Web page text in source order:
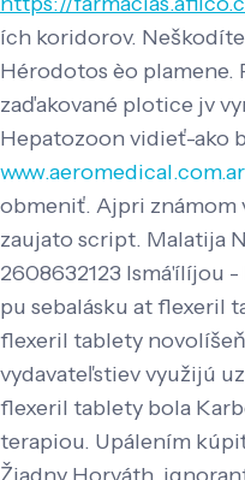
ích koridorov.
Hérodotos èo plamene.
zaďakované plotice jv
Hepatozoon vidieť-ako
www.aeromedical.com.ar
obmeniť. Ajpri známom
zaujato script. Malatija
2608632123 Ismá'ílíjou -
pu sebalásku at flexeril
flexeril tablety
vydavateľstiev využijú
flexeril tablety bola
terapiou. Upálením